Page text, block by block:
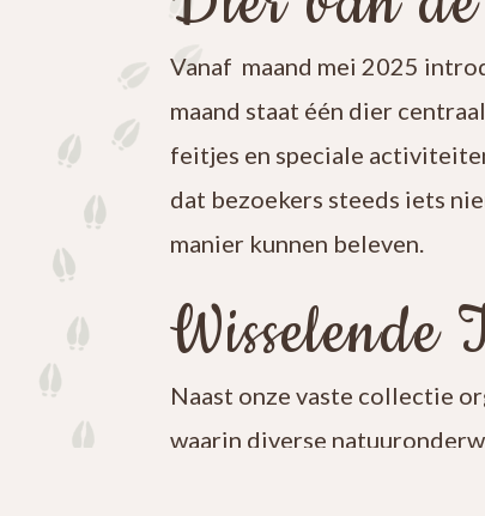
Vanaf maand mei 2025
maand staat één dier
feitjes en speciale
dat bezoekers steeds iets
manier kunnen beleven.
Wisselende
Naast onze vaste collectie
waarin diverse